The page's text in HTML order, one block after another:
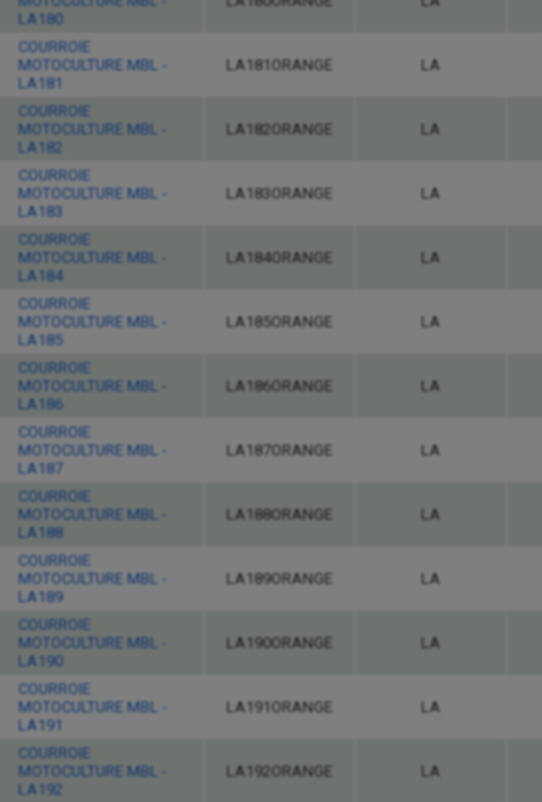
LA180
COURROIE
MOTOCULTURE MBL -
LA181
LA181ORANGE LA
COURROIE
MOTOCULTURE MBL -
LA182
LA182ORANGE LA
COURROIE
MOTOCULTURE MBL -
LA183
LA183ORANGE LA
COURROIE
MOTOCULTURE MBL -
LA184
LA184ORANGE LA
COURROIE
MOTOCULTURE MBL -
LA185
LA185ORANGE LA
COURROIE
MOTOCULTURE MBL -
LA186
LA186ORANGE LA
COURROIE
MOTOCULTURE MBL -
LA187
LA187ORANGE LA
COURROIE
MOTOCULTURE MBL -
LA188
LA188ORANGE LA
COURROIE
MOTOCULTURE MBL -
LA189
LA189ORANGE LA
COURROIE
MOTOCULTURE MBL -
LA190
LA190ORANGE LA
COURROIE
MOTOCULTURE MBL -
LA191
LA191ORANGE LA
COURROIE
MOTOCULTURE MBL -
LA192
LA192ORANGE LA